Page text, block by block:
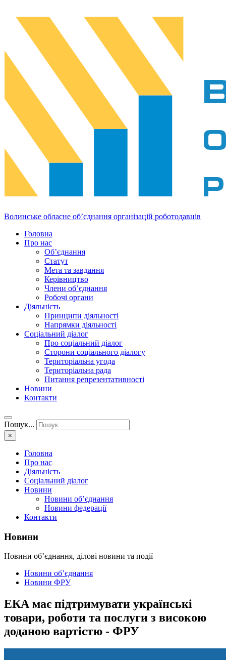
Волинське обласне об’єднання організацій роботодавців
Головна
Про нас
Об’єднання
Статут
Мета та завдання
Керівництво
Члени об’єднання
Робочі органи
Діяльність
Принципи діяльності
Напрямки діяльності
Соціальний діалог
Про соціальний діалог
Сторони соціального діалогу
Територіальна угода
Територіальна рада
Питання репрезентативності
Новини
Контакти
Пошук...
×
Головна
Про нас
Діяльність
Соціальний діалог
Новини
Новини об’єднання
Новини федерації
Контакти
Новини
Новини об’єднання, ділові новини та події
Новини об’єднання
Новини ФРУ
ЕКА має підтримувати українські
товари, роботи та послуги з високою
доданою вартістю - ФРУ